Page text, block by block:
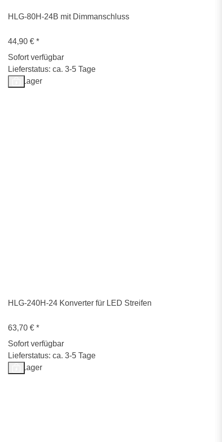
HLG-80H-24B mit Dimmanschluss
44,90 € *
Sofort verfügbar
Lieferstatus: ca. 3-5 Tage
Auf Lager
HLG-240H-24 Konverter für LED Streifen
63,70 € *
Sofort verfügbar
Lieferstatus: ca. 3-5 Tage
Auf Lager